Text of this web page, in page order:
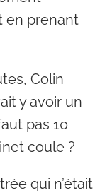
en prenant
Colin
y avoir un
pas 10
coule ?
qui n’était